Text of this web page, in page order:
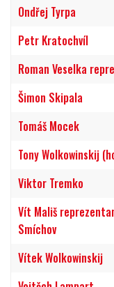
Ondřej Tyrpa
Petr Kratochvíl
Roman Veselka
Šimon Skipala
Tomáš Mocek
Tony Wolkowinskij
Viktor Tremko
Vít Mališ
Smíchov
Vítek Wolkowinskij